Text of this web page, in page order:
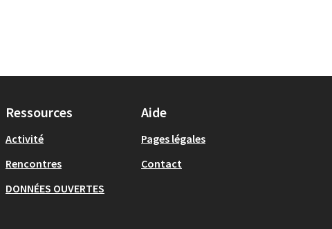
Ressources
Activité
Rencontres
DONNÉES OUVERTES
Aide
Pages légales
Contact